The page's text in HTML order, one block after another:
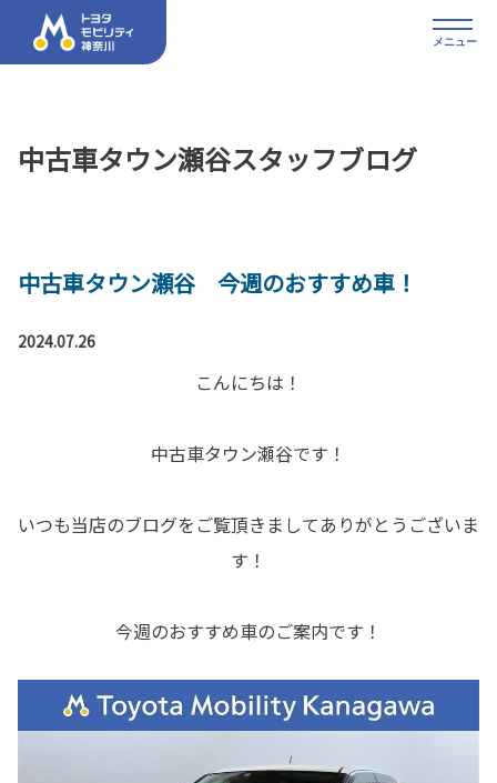
メニュー
中古車タウン瀬谷スタッフブログ
中古車タウン瀬谷 今週のおすすめ車！
2024.07.26
こんにちは！
中古車タウン瀬谷です！
いつも当店のブログをご覧頂きましてありがとうございま
す！
今週のおすすめ車のご案内です！